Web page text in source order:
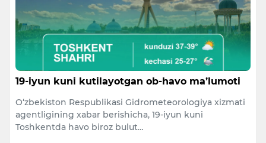
19-iyun kuni kutilayotgan ob-havo ma’lumoti
O‘zbekiston Respublikasi Gidrometeorologiya xizmati
agentligining xabar berishicha, 19-iyun kuni
Toshkentda havo biroz bulut…